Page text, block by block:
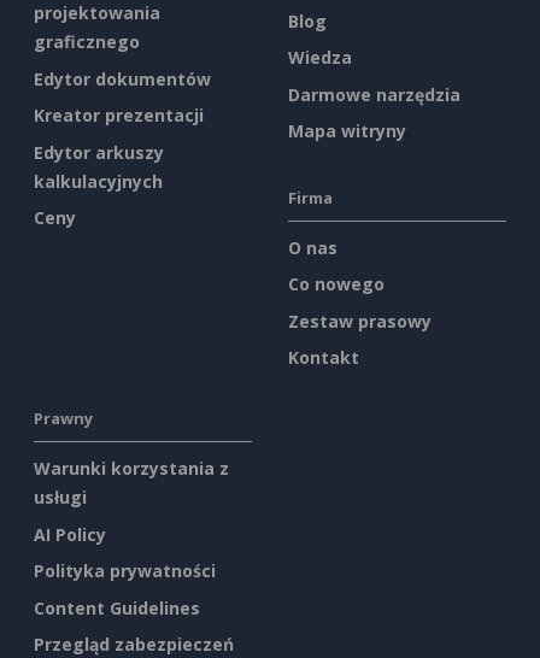
projektowania
graficznego
Edytor dokumentów
Kreator prezentacji
Edytor arkuszy
kalkulacyjnych
Ceny
Blog
Wiedza
Darmowe narzędzia
Mapa witryny
Firma
O nas
Co nowego
Zestaw prasowy
Kontakt
Prawny
Warunki korzystania z
usługi
AI Policy
Polityka prywatności
Content Guidelines
Przegląd zabezpieczeń